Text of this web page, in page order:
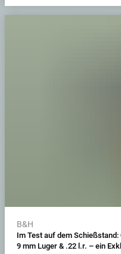
B&H
Im Test auf dem Schießstand:
9 mm Luger & .22 l.r. – ein